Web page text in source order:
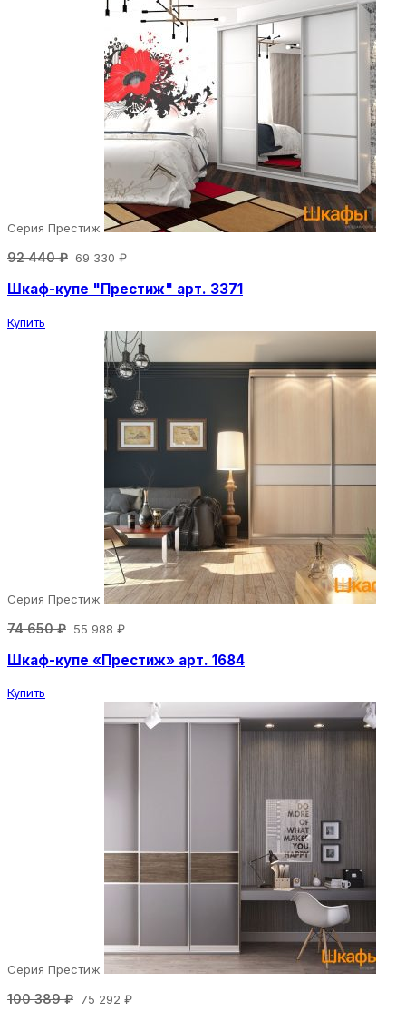
Серия Престиж
92 440 ₽ 69 330 ₽
Шкаф-купе "Престиж" арт. 3371
Купить
Серия Престиж
74 650 ₽ 55 988 ₽
Шкаф-купе «Престиж» арт. 1684
Купить
Серия Престиж
100 389 ₽ 75 292 ₽